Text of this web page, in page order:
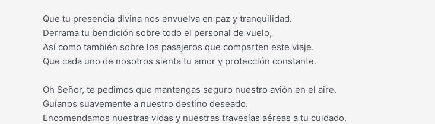
Que tu presencia divina nos envuelva en paz y tranquilidad.
Derrama tu bendición sobre todo el personal de vuelo,
Así como también sobre los pasajeros que comparten este viaje.
Que cada uno de nosotros sienta tu amor y protección constante.
Oh Señor, te pedimos que mantengas seguro nuestro avión en el aire.
Guíanos suavemente a nuestro destino deseado.
Encomendamos nuestras vidas y nuestras travesías aéreas a tu cuidado.